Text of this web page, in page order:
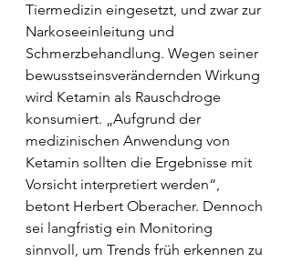
Tiermedizin eingesetzt, und zwar zur
Narkoseeinleitung und
Schmerzbehandlung. Wegen seiner
bewusstseinsverändernden Wirkung
wird Ketamin als Rauschdroge
konsumiert. „Aufgrund der
medizinischen Anwendung von
Ketamin sollten die Ergebnisse mit
Vorsicht interpretiert werden“,
betont Herbert Oberacher. Dennoch
sei langfristig ein Monitoring
sinnvoll, um Trends früh erkennen zu